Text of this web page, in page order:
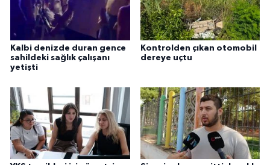
Kalbi denizde duran gence
sahildeki sağlık çalışanı
yetişti
Kontrolden çıkan otomobil
dereye uçtu